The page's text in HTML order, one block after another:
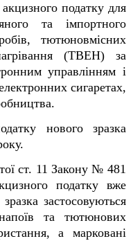
податку для
та імпортного
тютюновмісних
(ТВЕН) за
управлінням і
сигаретах,
нового зразка
ст. 11 Закону № 481
податку вже
застосовуються
та тютюнових
а марковані